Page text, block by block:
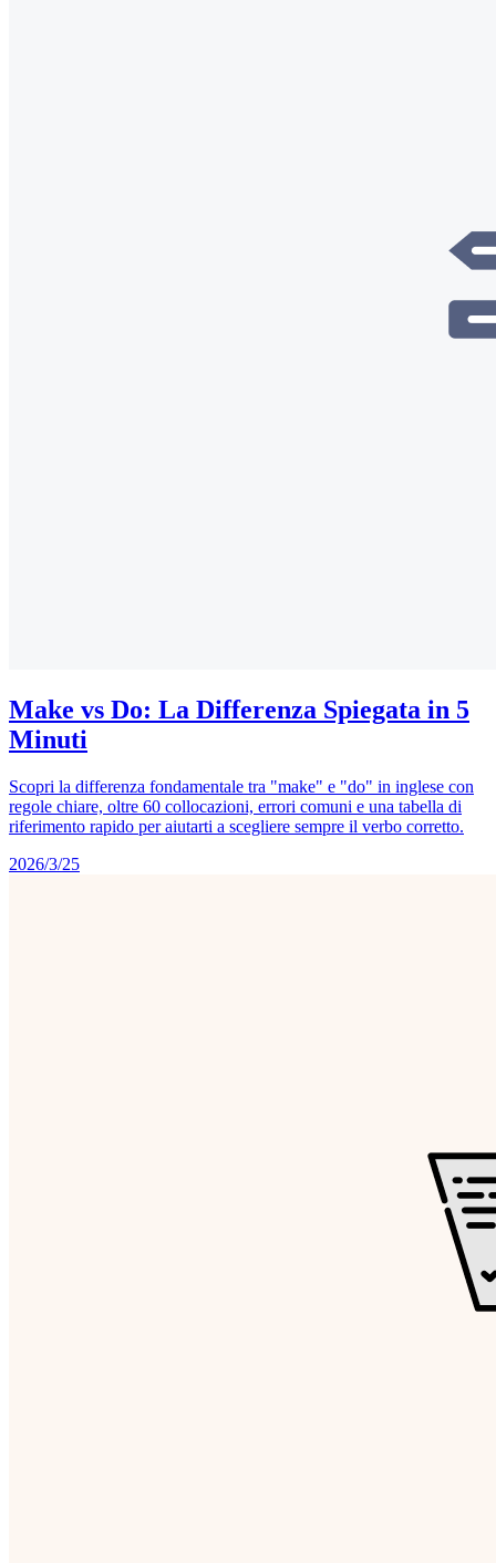
Make vs Do: La Differenza Spiegata in 5
Minuti
Scopri la differenza fondamentale tra "make" e "do" in inglese con
regole chiare, oltre 60 collocazioni, errori comuni e una tabella di
riferimento rapido per aiutarti a scegliere sempre il verbo corretto.
2026/3/25